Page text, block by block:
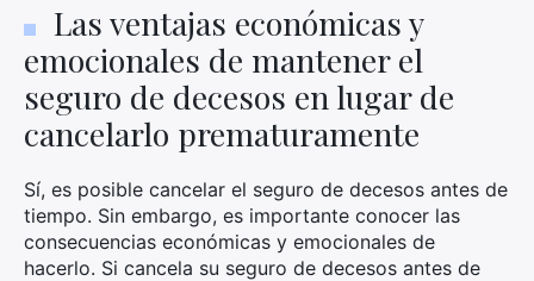
Las ventajas económicas y
emocionales de mantener el
seguro de decesos en lugar de
cancelarlo prematuramente
Sí, es posible cancelar el seguro de decesos antes de
tiempo. Sin embargo, es importante conocer las
consecuencias económicas y emocionales de
hacerlo. Si cancela su seguro de decesos antes de